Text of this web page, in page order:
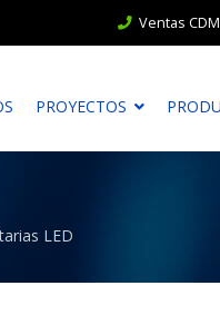
Ventas
PROYECTOS
LED